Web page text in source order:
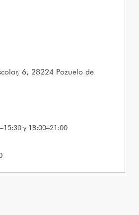
6, 28224 Pozuelo de
y 18:00–21:00